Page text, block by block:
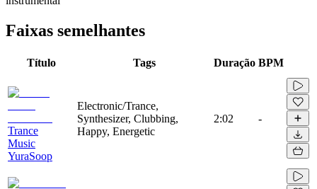
Faixas semelhantes
Título Tags Duração BPM
Trance
Music
YuraSoop
Electronic/Trance,
Synthesizer, Clubbing,
Happy, Energetic
2:02 -